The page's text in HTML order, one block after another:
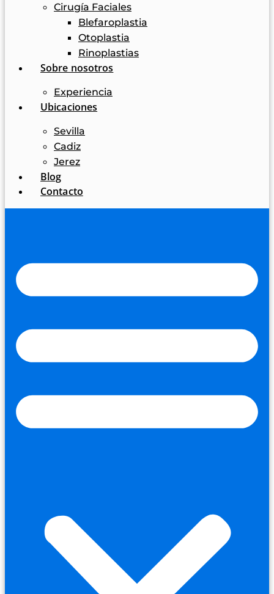
Cirugía Faciales
Blefaroplastia
Otoplastia
Rinoplastias
Sobre nosotros
Experiencia
Ubicaciones
Sevilla
Cadiz
Jerez
Blog
Contacto